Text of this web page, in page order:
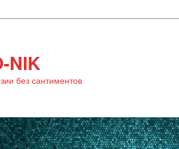
NIK
без сантиментов